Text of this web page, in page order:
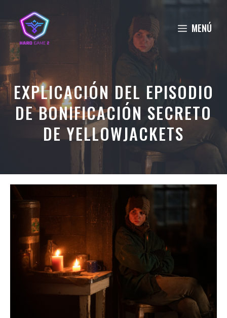
contenido
MENÚ
EXPLICACIÓN DEL EPISODIO
DE BONIFICACIÓN SECRETO
DE YELLOWJACKETS